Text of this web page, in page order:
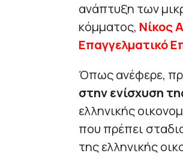
ανάπτυξη των
κόμματος, Νίκος
Επαγγελματικό
Όπως ανέφερε,
στην ενίσχυση
ελληνικής
που πρέπει
της ελληνικής